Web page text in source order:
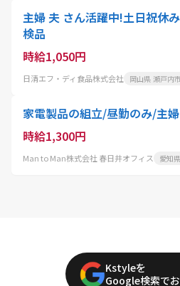
主婦 夫 さん活躍中!土日祝休
検品
時給1,050円
日清エフ・ディ食品株式会社 岡山県 瀬戸内市
家電製品の組立/昼勤のみ/主
時給1,300円
Man to Man株式会社 春日井オフィス 愛知
Kstyleを
Google検索で